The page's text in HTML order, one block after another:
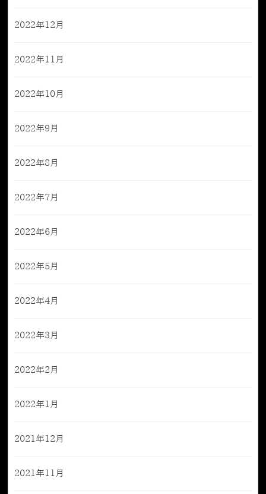
2022年12月
2022年11月
2022年10月
2022年9月
2022年8月
2022年7月
2022年6月
2022年5月
2022年4月
2022年3月
2022年2月
2022年1月
2021年12月
2021年11月